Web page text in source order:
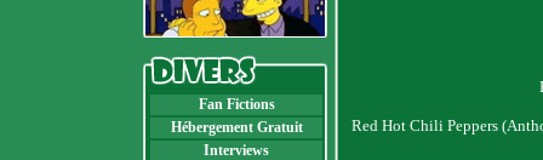
Fan Fictions
Hébergement Gratuit
Interviews
Red Hot Chili Peppers